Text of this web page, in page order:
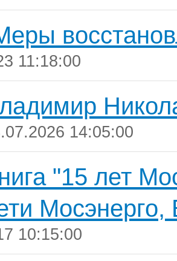
11:18:00
14:05:00
"15 лет
10:15:00